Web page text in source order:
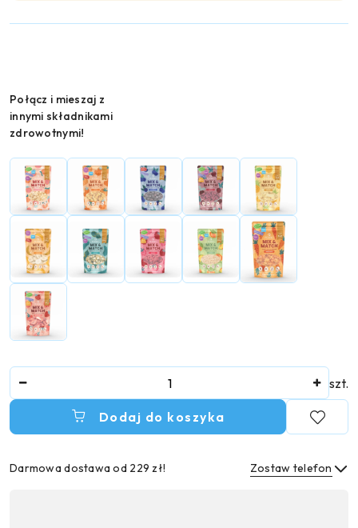
Wariant
Połącz i mieszaj z
innymi składnikami
zdrowotnymi!
szt.
Dodaj do koszyka
Darmowa dostawa od 229 zł! Zostaw telefon